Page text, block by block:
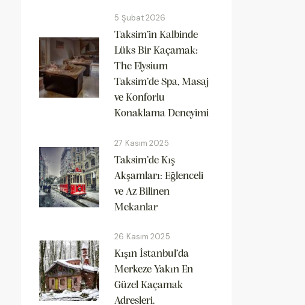
5 Şubat 2026
Taksim’in Kalbinde
Lüks Bir Kaçamak:
The Elysium
Taksim’de Spa, Masaj
ve Konforlu
Konaklama Deneyimi
27 Kasım 2025
Taksim’de Kış
Akşamları: Eğlenceli
ve Az Bilinen
Mekanlar
26 Kasım 2025
Kışın İstanbul’da
Merkeze Yakın En
Güzel Kaçamak
Adresleri.